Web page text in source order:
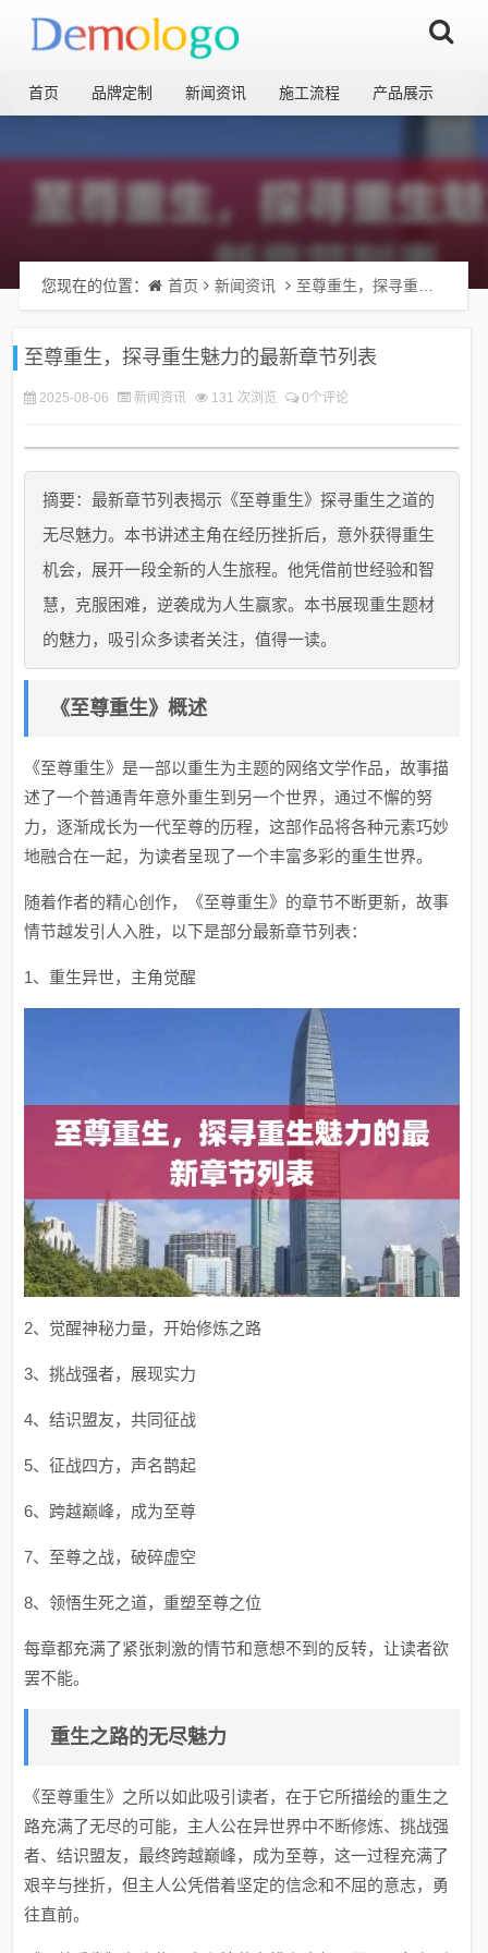
首页 品牌定制 新闻资讯 施工流程 产品展示
您现在的位置： 首页 新闻资讯 至尊重生，探寻重生魅力的最新章节列表
至尊重生，探寻重生魅力的最新章节列表
2025-08-06 新闻资讯 131 次浏览 0个评论
摘要：最新章节列表揭示《至尊重生》探寻重生之道的
无尽魅力。本书讲述主角在经历挫折后，意外获得重生
机会，展开一段全新的人生旅程。他凭借前世经验和智
慧，克服困难，逆袭成为人生赢家。本书展现重生题材
的魅力，吸引众多读者关注，值得一读。
《至尊重生》概述
《至尊重生》是一部以重生为主题的网络文学作品，故事描
述了一个普通青年意外重生到另一个世界，通过不懈的努
力，逐渐成长为一代至尊的历程，这部作品将各种元素巧妙
地融合在一起，为读者呈现了一个丰富多彩的重生世界。
随着作者的精心创作，《至尊重生》的章节不断更新，故事
情节越发引人入胜，以下是部分最新章节列表：
1、重生异世，主角觉醒
2、觉醒神秘力量，开始修炼之路
3、挑战强者，展现实力
4、结识盟友，共同征战
5、征战四方，声名鹊起
6、跨越巅峰，成为至尊
7、至尊之战，破碎虚空
8、领悟生死之道，重塑至尊之位
每章都充满了紧张刺激的情节和意想不到的反转，让读者欲
罢不能。
重生之路的无尽魅力
《至尊重生》之所以如此吸引读者，在于它所描绘的重生之
路充满了无尽的可能，主人公在异世界中不断修炼、挑战强
者、结识盟友，最终跨越巅峰，成为至尊，这一过程充满了
艰辛与挫折，但主人公凭借着坚定的信念和不屈的意志，勇
往直前。